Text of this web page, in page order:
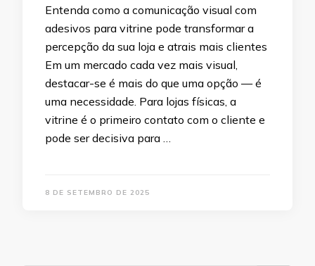
Entenda como a comunicação visual com
adesivos para vitrine pode transformar a
percepção da sua loja e atrais mais clientes
Em um mercado cada vez mais visual,
destacar-se é mais do que uma opção — é
uma necessidade. Para lojas físicas, a
vitrine é o primeiro contato com o cliente e
pode ser decisiva para …
8 DE SETEMBRO DE 2025